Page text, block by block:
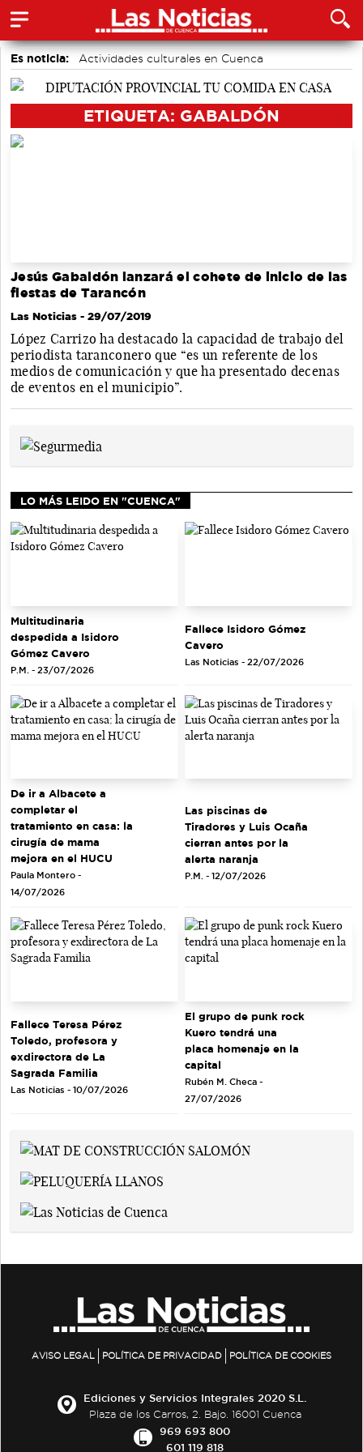
Es noticia:
Actividades culturales en Cuenca
Medio Ambiente
ETIQUETA: GABALDÓN
Jesús Gabaldón lanzará el cohete de inicio de las
fiestas de Tarancón
Las Noticias - 29/07/2019
López Carrizo ha destacado la capacidad de trabajo del
periodista taranconero que “es un referente de los
medios de comunicación y que ha presentado decenas
de eventos en el municipio”.
LO MÁS LEIDO EN "CUENCA"
Multitudinaria
despedida a Isidoro
Gómez Cavero
P.M. - 23/07/2026
Fallece Isidoro Gómez
Cavero
Las Noticias - 22/07/2026
De ir a Albacete a
completar el
tratamiento en casa: la
cirugía de mama
mejora en el HUCU
Paula Montero -
14/07/2026
Las piscinas de
Tiradores y Luis Ocaña
cierran antes por la
alerta naranja
P.M. - 12/07/2026
Fallece Teresa Pérez
Toledo, profesora y
exdirectora de La
Sagrada Familia
Las Noticias - 10/07/2026
El grupo de punk rock
Kuero tendrá una
placa homenaje en la
capital
Rubén M. Checa -
27/07/2026
AVISO LEGAL POLÍTICA DE PRIVACIDAD POLÍTICA DE COOKIES
Ediciones y Servicios Integrales 2020 S.L.
Plaza de los Carros, 2. Bajo. 16001 Cuenca
969 693 800
601 119 818